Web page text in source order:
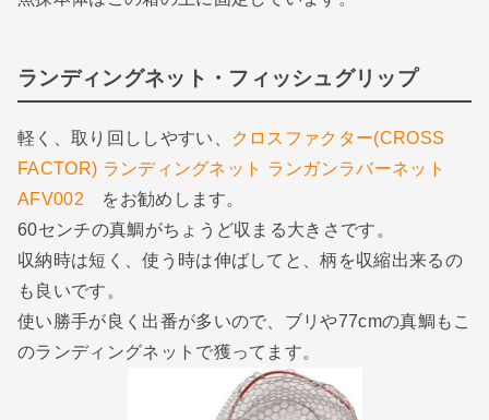
ランディングネット・フィッシュグリップ
軽く、取り回ししやすい、
クロスファクター(CROSS
FACTOR) ランディングネット ランガンラバーネット
AFV002 をお勧めします。
60センチの真鯛がちょうど収まる大きさです。
収納時は短く、使う時は伸ばしてと、柄を収縮出来るの
も良いです。
使い勝手が良く出番が多いので、ブリや77cmの真鯛もこ
のランディングネットで獲ってます。